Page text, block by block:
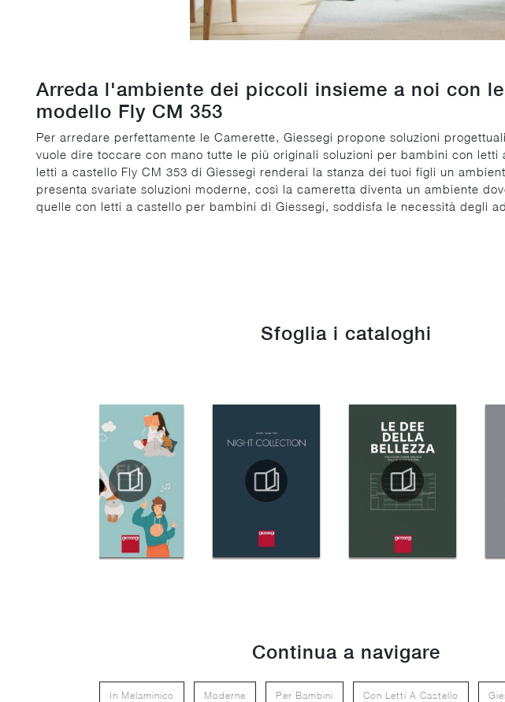
Arreda l'ambiente dei piccoli insieme a noi con
modello Fly CM 353
Per arredare perfettamente le Camerette, Giessegi propone soluzioni
vuole dire toccare con mano tutte le più originali soluzioni per bambini con
letti a castello Fly CM 353 di Giessegi renderai la stanza dei tuoi figli un
presenta svariate soluzioni moderne, così la cameretta diventa un ambiente
quelle con letti a castello per bambini di Giessegi, soddisfa le necessità degli
Sfoglia i cataloghi
Continua a navigare
In Melaminico Moderne Per Bambini Con Letti A Castello